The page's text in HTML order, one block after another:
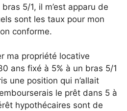
5/1, il m’est apparu de
sont les taux pour mon
conforme.
ma propriété locative
ans fixé à 5% à un bras 5/1
une position qui n’allait
le prêt dans 5 à
hypothécaires sont de